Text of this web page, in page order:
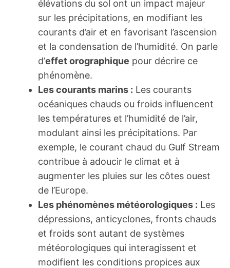
élévations du sol ont un impact majeur
sur les précipitations, en modifiant les
courants d’air et en favorisant l’ascension
et la condensation de l’humidité. On parle
d’effet orographique pour décrire ce
phénomène.
Les courants marins : Les courants
océaniques chauds ou froids influencent
les températures et l’humidité de l’air,
modulant ainsi les précipitations. Par
exemple, le courant chaud du Gulf Stream
contribue à adoucir le climat et à
augmenter les pluies sur les côtes ouest
de l’Europe.
Les phénomènes météorologiques : Les
dépressions, anticyclones, fronts chauds
et froids sont autant de systèmes
météorologiques qui interagissent et
modifient les conditions propices aux